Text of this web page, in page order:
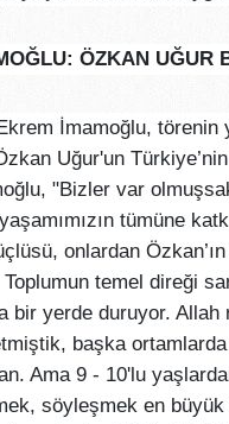
ÖZKAN UĞUR
İmamoğlu, törenin
Uğur'un
"Bizler var
tümüne
onlardan
Toplumun temel direği
bir yerde duruyor.
başka
Ama 9 - 10'lu
söyleşmek en büyük